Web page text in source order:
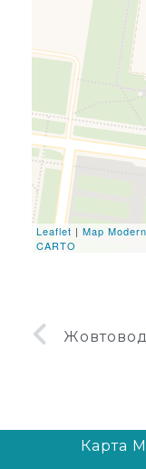
Leaflet | Map
CARTO
Карта